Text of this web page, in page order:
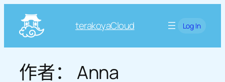
容
terakoyaCloud Log In
作者： Anna